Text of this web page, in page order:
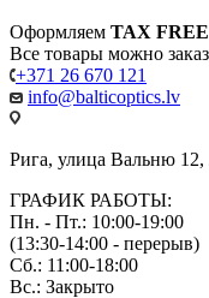
Оформляем TAX FREE
Все товары можно
+371 26 670 121
info@balticoptics.lv
Рига, улица Вальню 12,
ГРАФИК РАБОТЫ:
Пн. - Пт.: 10:00-19:00
(13:30-14:00 - перерыв)
Сб.: 11:00-18:00
Вс.: Закрыто